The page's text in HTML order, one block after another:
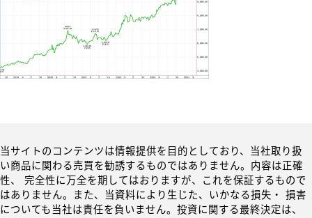
当サイトのコンテンツは情報提供を目的としており、当社取り扱
い商品に関わる売買を勧誘するものではありません。内容は正確
性、 完全性に万全を期してはおりますが、これを保証するもので
はありません。また、当資料により生じた、いかなる損失・ 損害
についても当社は責任を負いません。投資に関する最終決定は、